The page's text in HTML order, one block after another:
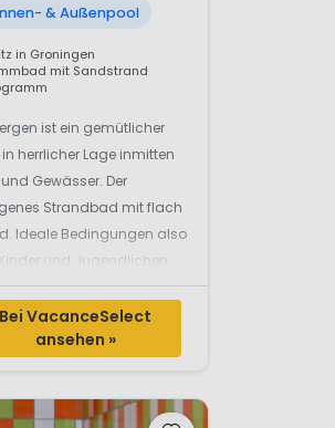
& Außenpool
in Groningen
mit Sandstrand
ist ein gemütlicher
herrlicher Lage inmitten
Gewässer. Der
Strandbad mit flach
Ideale Bedingungen also
und Jugendlichen:
Aktivitä...
Bei VacanceSelect
ansehen »